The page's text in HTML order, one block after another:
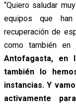
“Quiero saludar
equipos que
recuperación de
como también
Antofagasta, en
también lo
instancias. Y
activamente